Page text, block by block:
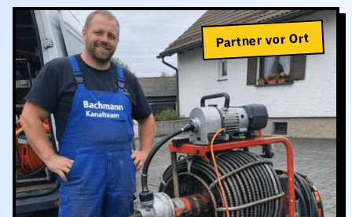
Partner vor Ort